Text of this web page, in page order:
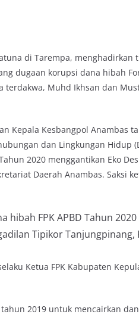
di Tarempa, menghadirkan
dugaan korupsi dana hibah
terdakwa, Muhd Ikhsan dan
Kepala Kesbangpol Anambas
dan Lingkungan Hidup
2020 menggantikan Eko
Daerah Anambas. Saksi
hibah FPK APBD Tahun
Tipikor Tanjungpinang,
Ketua FPK Kabupaten
2019 untuk mencairkan